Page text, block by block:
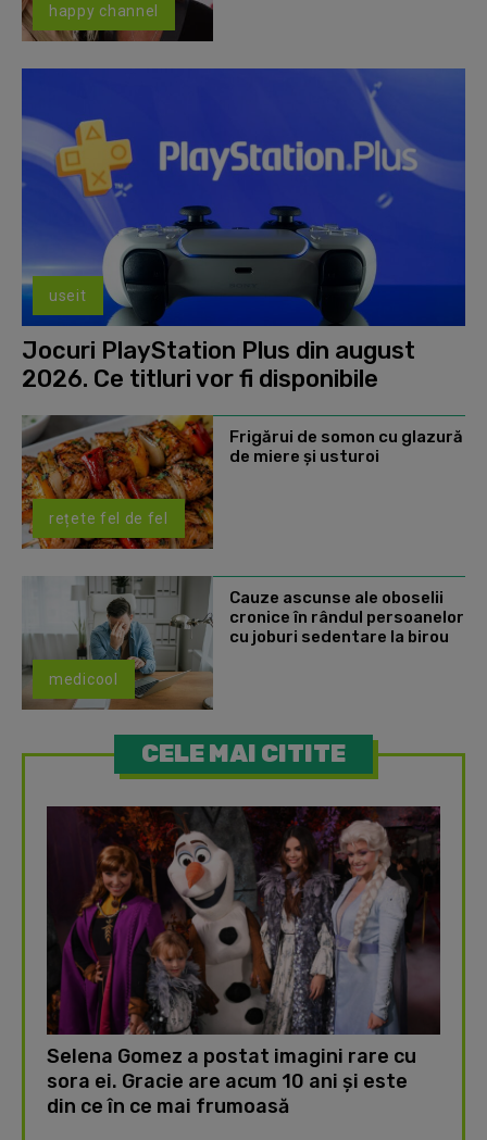
happy channel
useit
Jocuri PlayStation Plus din august
2026. Ce titluri vor fi disponibile
rețete fel de fel
Frigărui de somon cu glazură
de miere și usturoi
medicool
Cauze ascunse ale oboselii
cronice în rândul persoanelor
cu joburi sedentare la birou
CELE MAI CITITE
Selena Gomez a postat imagini rare cu
sora ei. Gracie are acum 10 ani și este
din ce în ce mai frumoasă